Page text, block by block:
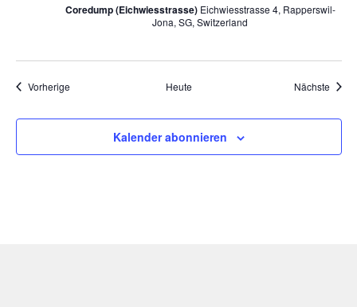
Coredump (Eichwiesstrasse) Eichwiesstrasse 4, Rapperswil-
Jona, SG, Switzerland
VorherigeVeranstaltungen Heute Nächste
Kalender abonnieren